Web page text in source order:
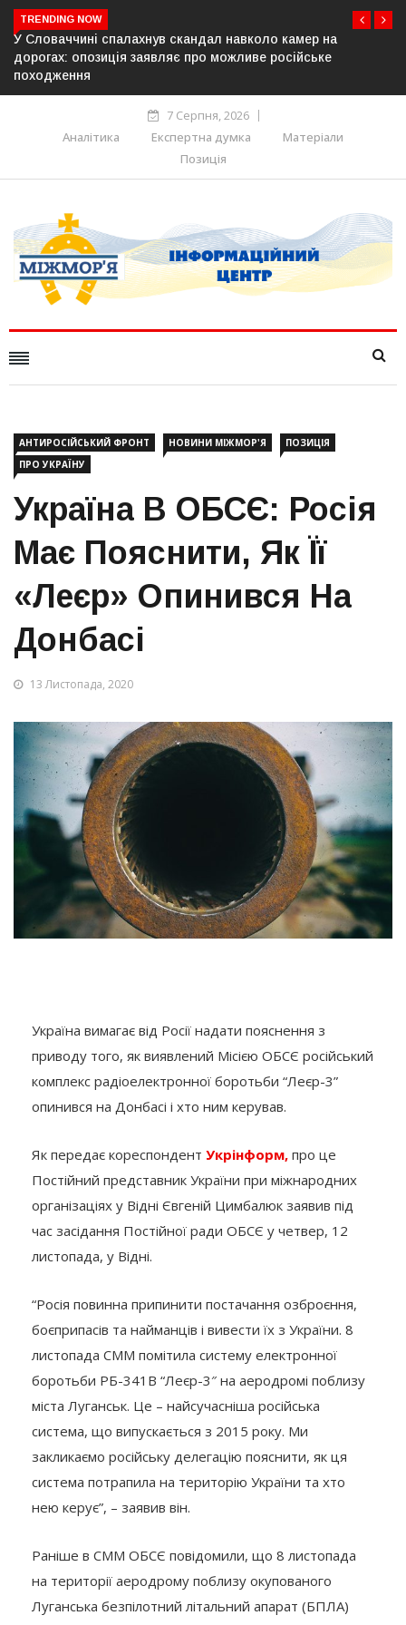
TRENDING NOW
на
У Молдові готують план дій на випадок
постачання газу до Придністров’я
7 Серпня, 2026
Аналітика
Експертна думка
Матеріали
Позиція
АНТИРОСІЙСЬКИЙ ФРОНТ НОВИНИ МІЖМОР'Я
ПОЗИЦІЯ
ПРО УКРАЇНУ
Україна В ОБСЄ: Росія
Має Пояснити, Як Її
«Леєр» Опинився На
Донбасі
13 Листопада, 2020
Україна вимагає від Росії надати пояснення з
приводу того, як виявлений Місією ОБСЄ російський
комплекс радіоелектронної боротьби “Леєр-3”
опинився на Донбасі і хто ним керував.
Як передає кореспондент Укрінформ, про це
Постійний представник України при міжнародних
організаціях у Відні Євгеній Цимбалюк заявив під
час засідання Постійної ради ОБСЄ у четвер, 12
листопада, у Відні.
“Росія повинна припинити постачання озброєння,
боєприпасів та найманців і вивести їх з України. 8
листопада СММ помітила систему електронної
боротьби РБ-341В “Леєр-3″ на аеродромі поблизу
міста Луганськ. Це – найсучасніша російська
система, що випускається з 2015 року. Ми
закликаємо російську делегацію пояснити, як ця
система потрапила на територію України та хто
нею керує”, – заявив він.
Раніше в СММ ОБСЄ повідомили, що 8 листопада
на території аеродрому поблизу окупованого
Луганська безпілотний літальний апарат (БПЛА)